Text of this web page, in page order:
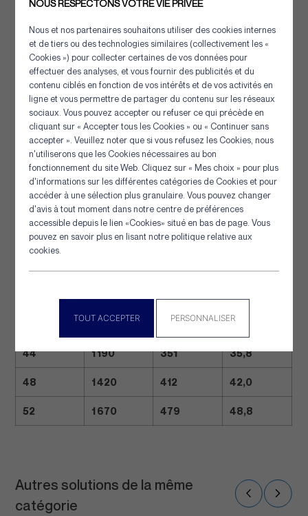
Panneau de gestion des cookies
NOUS RESPECTONS VOTRE VIE PRIVÉE
Nous et nos partenaires souhaitons utiliser des cookies internes
et de tiers ou des technologies similaires (collectivement les «
Cookies ») pour collecter certaines de vos données pour
effectuer des analyses, et vous fournir des publicités et du
contenu ciblés en fonction de vos intérêts et de vos activités en
ligne et vous permettre de partager du contenu sur les réseaux
sociaux. Vous pouvez accepter ou refuser ce qui précède en
cliquant sur « Accepter tous les Cookies » ou « Continuer sans
accepter ». Veuillez noter que si vous refusez les Cookies, nous
n'utiliserons que les Cookies nécessaires au bon
fonctionnement du site Web. Cliquez sur « Mes choix » pour plus
d'informations sur les différentes catégories de Cookies et pour
accéder à une sélection plus granulaire. Vous pouvez changer
d'avis à tout moment dans notre centre de préférences
accessible depuis le lien «Cookies» situé en bas de page. Vous
pouvez en savoir plus en lisant notre politique relative aux
cookies.
TOUT ACCEPTER PERSONNALISER
14 121 40,0
16 158 51,9 5,29
18 200 64,3 6,55
20 79,2 8,07
22 299 94,0 9,58
24 355 112
26 417 129 13,1
28 484 149 15,2
30 555 169 17,2
987 294 30,0
44 1 190 351 35,8
48 1 420 412 42,0
52 1 670 479 48,8
Autres solutions de la même
catégorie